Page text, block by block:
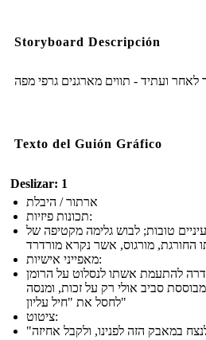
Storyboard Descripción
לאחר ועתיד - תווים מארגנים גרפי מפה
Texto del Guión Gráfico
Deslizar: 1
ארתור / היבלת
תכונות פיזיות:
טובות; לבוש גלימה מקטיפה של
מאפייני אישיות:
להתעמת אשתו לנסלוט על הרומן
סביב אולי רק על זכות, ומנסה
לחסל את "חיל עליון"
ציטוט:
"הרעיון שלי הוא שאם אנחנו יכולים לנצח במאבק הזה לפנינו, ולקבל אחיזה